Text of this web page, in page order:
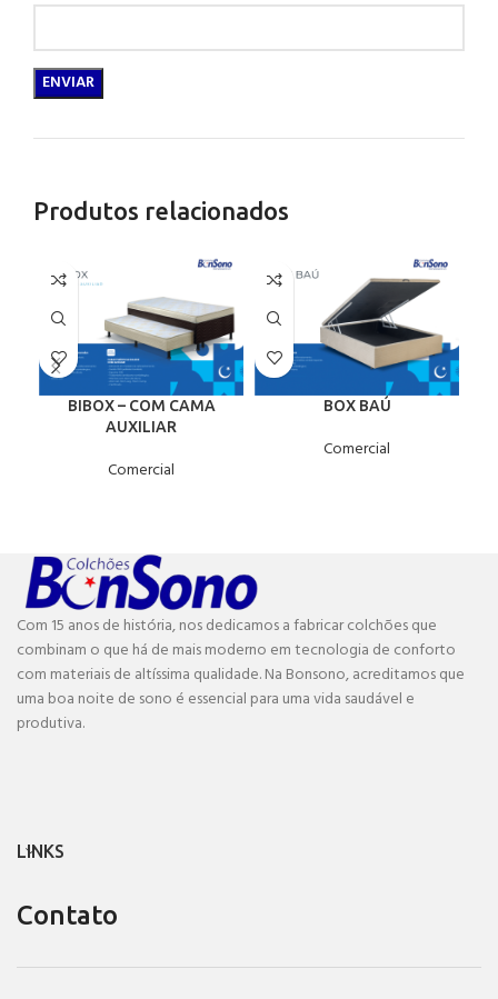
Produtos relacionados
BIBOX – COM CAMA
AUXILIAR
Comercial
BOX BAÚ
Comercial
Com 15 anos de história, nos dedicamos a fabricar colchões que
combinam o que há de mais moderno em tecnologia de conforto
com materiais de altíssima qualidade. Na Bonsono, acreditamos que
uma boa noite de sono é essencial para uma vida saudável e
produtiva.
LINKS
Contato